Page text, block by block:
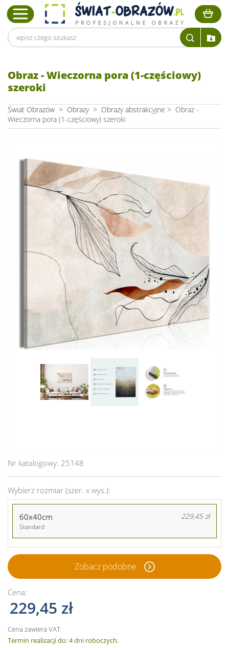
Obraz - Wieczorna pora (1-częściowy)
szeroki
Świat Obrazów > Obrazy > Obrazy abstrakcyjne > Obraz -
Wieczorna pora (1-częściowy) szeroki
Nr katalogowy: 25148
Wybierz rozmiar (szer. x wys.):
60x40cm 229,45 zł
Standard
Zobacz podobne
Cena:
229,45 zł
Cena zawiera VAT
Termin realizacji do: 4 dni roboczych.